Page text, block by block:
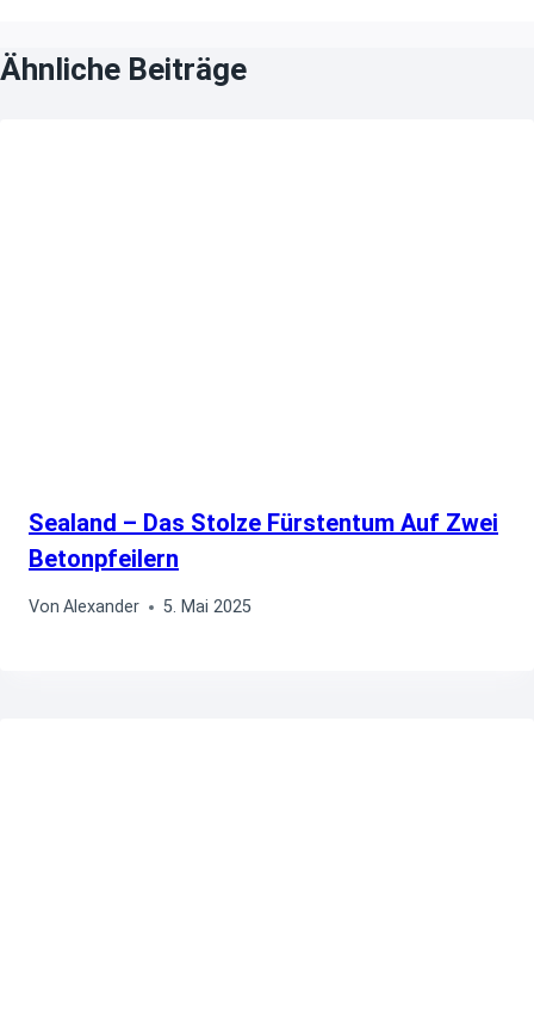
Ähnliche Beiträge
Sealand – Das Stolze Fürstentum Auf Zwei
Betonpfeilern
Von Alexander 5. Mai 2025